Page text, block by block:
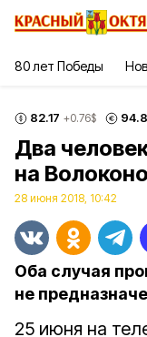
80 лет Победы
82.17 +0.76$
Два
на
28 июня 2018, 10:42
Оба случая
не
25 июня на